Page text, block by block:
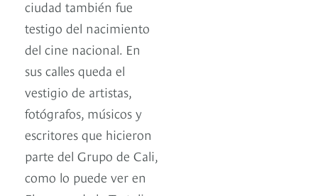
ciudad también fue
testigo del nacimiento
del cine nacional. En
sus calles queda el
vestigio de artistas,
fotógrafos, músicos y
escritores que hicieron
parte del Grupo de Cali,
como lo puede ver en